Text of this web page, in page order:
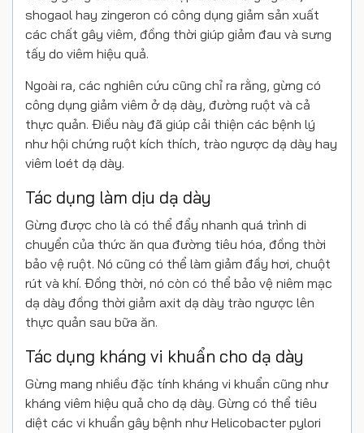
shogaol hay zingeron có công dụng giảm sản xuất
các chất gây viêm, đồng thời giúp giảm đau và sưng
tấy do viêm hiệu quả.
Ngoài ra, các nghiên cứu cũng chỉ ra rằng, gừng có
công dụng giảm viêm ở dạ dày, đường ruột và cả
thực quản. Điều này đã giúp cải thiện các bệnh lý
như hội chứng ruột kích thích, trào ngược dạ dày hay
viêm loét dạ dày.
Tác dụng làm dịu dạ dày
Gừng được cho là có thể đẩy nhanh quá trình di
chuyển của thức ăn qua đường tiêu hóa, đồng thời
bảo vệ ruột. Nó cũng có thể làm giảm đầy hơi, chuột
rút và khí. Đồng thời, nó còn có thể bảo vệ niêm mạc
dạ dày đồng thời giảm axit dạ dày trào ngược lên
thực quản sau bữa ăn.
Tác dụng kháng vi khuẩn cho dạ dày
Gừng mang nhiều đặc tính kháng vi khuẩn cũng như
kháng viêm hiệu quả cho dạ dày. Gừng có thể tiêu
diệt các vi khuẩn gây bệnh như Helicobacter pylori